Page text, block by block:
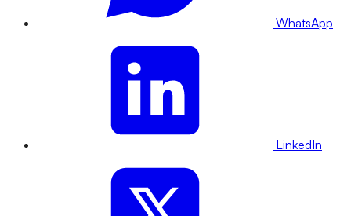
WhatsApp
LinkedIn